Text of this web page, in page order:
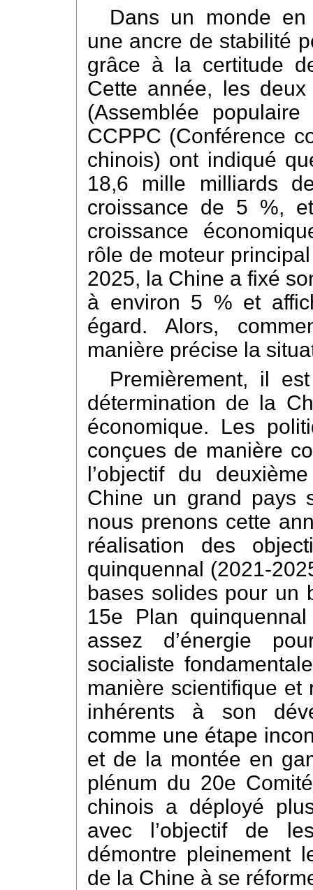
Dans un monde
une ancre de stabilité
grâce à la certitude
Cette année, les
(Assemblée
CCPPC (Conférence
chinois) ont indiqué
18,6 mille milliards
croissance de 5 %,
croissance
rôle de moteur
2025, la Chine a fixé
à environ 5 % et
égard. Alors,
manière précise la
Premièrement, il
détermination de la
économique. Les
conçues de manière
l’objectif du
Chine un grand pays
nous prenons cette
réalisation des
quinquennal (2021-
bases solides pour un
15e Plan
assez d’énergie
socialiste
manière scientifique et
inhérents à son
comme une étape
et de la montée en
plénum du 20e
chinois a déployé
avec l’objectif de
démontre pleinement
de la Chine à se